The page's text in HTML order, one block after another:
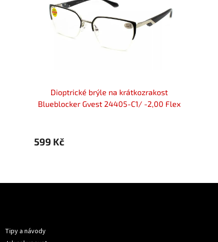
Dioptrické brýle na krátkozrakost
Blueblocker Gvest 24405-C1/ -2,00 Flex
599 Kč
Tipy a návody